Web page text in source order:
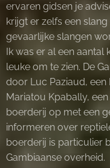
ervaren gidsen je
krijgt er zelfs een
gevaarlijke slangen
Ik was er al een
leuke om te zien. De
door Luc Paziaud,
Mariatou Kpabally,
boerderij op met een
informeren over
boerderij is particulier
Gambiaanse overheid.